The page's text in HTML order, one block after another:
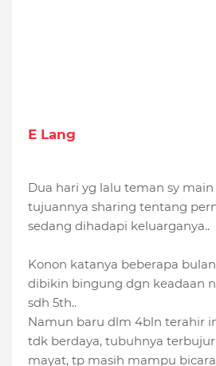
E Lang
Dua hari yg lalu teman sy
tujuannya sharing tentang
sedang dihadapi keluarganya..
Konon katanya beberapa
dibikin bingung dgn keadaan
sdh 5th..
Namun baru dlm 4bln terahir
tdk berdaya, tubuhnya
mayat, tp masih mampu